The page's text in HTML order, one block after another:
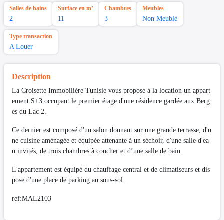
Salles de bains
2
Surface en m²
11
Chambres
3
Meubles
Non Meublé
Type transaction
A Louer
Description
La Croisette Immobilière Tunisie vous propose à la location un appart
ement S+3 occupant le premier étage d'une résidence gardée aux Berg
es du Lac 2.
Ce dernier est composé d'un salon donnant sur une grande terrasse, d'u
ne cuisine aménagée et équipée attenante à un séchoir, d'une salle d'ea
u invités, de trois chambres à coucher et d’une salle de bain.
L'appartement est équipé du chauffage central et de climatiseurs et dis
pose d'une place de parking au sous-sol.
ref:MAL2103